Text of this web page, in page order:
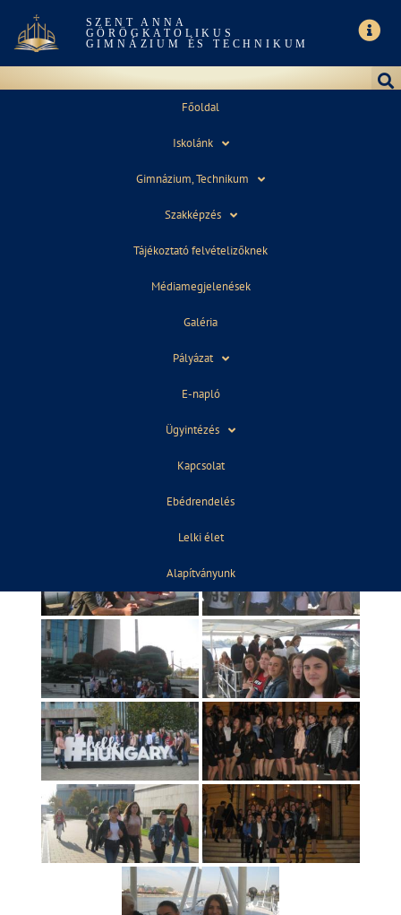
SZENT ANNA
GÖRÖGKATOLIKUS
GIMNÁZIUM ÉS TECHNIKUM
Főoldal
Iskolánk
Gimnázium, Technikum
Szakképzés
Tájékoztató felvételizőknek
Médiamegjelenések
Galéria
Pályázat
E-napló
Ügyintézés
Kapcsolat
Ebédrendelés
Lelki élet
Alapítványunk
KIRÁNDULÁS